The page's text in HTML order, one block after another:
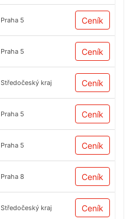
Praha 5 Ceník
Praha 5 Ceník
Středočeský kraj Ceník
Praha 5 Ceník
Praha 5 Ceník
Praha 8 Ceník
Středočeský kraj Ceník